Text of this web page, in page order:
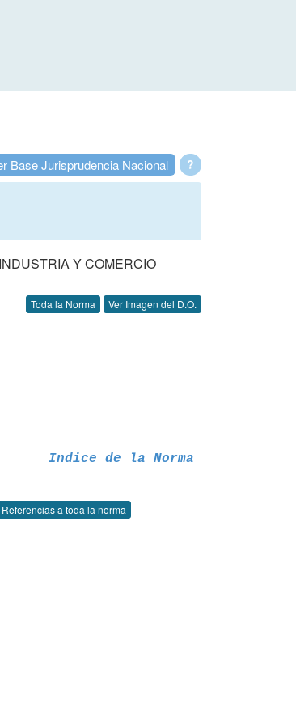
?
Base Jurisprudencia Nacional
Y COMERCIO
Toda la Norma Ver Imagen del D.O.
Indice de la Norma
Referencias a toda la norma